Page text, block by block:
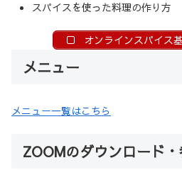
スパイスを使った料理の作り方
オンラインスパイス
メニュー
メニュー一覧はこちら
ZOOMのダウンロード